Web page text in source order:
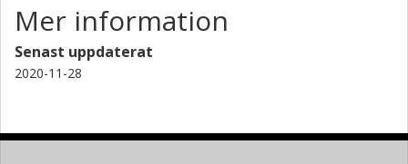
Mer information
Senast uppdaterat
2020-11-28